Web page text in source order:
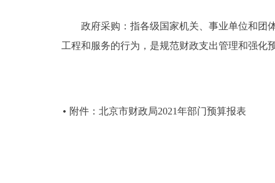
政府采购：指各级国家机关、事业单位和团体
工程和服务的行为，是规范财政支出管理和强化
附件：北京市财政局2021年部门预算报表